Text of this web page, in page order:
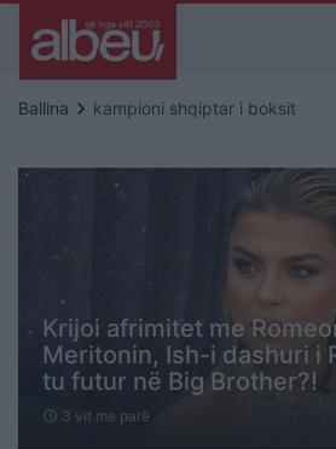
Ballina keyboard_arrow_right kampioni shqiptar i boksit
Krijoi afrimitet me
Meritonin, Ish-i dashuri i
tu futur në Big Brother?!
schedule 3 vit me parë